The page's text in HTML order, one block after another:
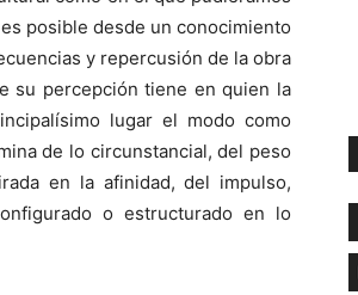
posible desde un conocimiento
y repercusión de la obra
su percepción tiene en quien la
lugar el modo como
de lo circunstancial, del peso
en la afinidad, del impulso,
o estructurado en lo